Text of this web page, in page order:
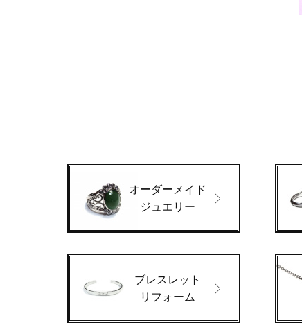
オーダーメイド
ジュエリー
ブレスレット
リフォーム